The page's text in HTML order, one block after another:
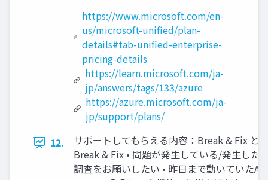
https://www.microsoft.com/en-
us/microsoft-unified/plan-
details#tab-unified-enterprise-
pricing-details
https://learn.microsoft.com/ja-
jp/answers/tags/133/azure
https://azure.microsoft.com/ja-
jp/support/plans/
12.
サポートしてもらえる内容：Break & Fix と
Break & Fix • 問題が発生している/発生した
調査をお願いしたい • 昨日まで動いていた